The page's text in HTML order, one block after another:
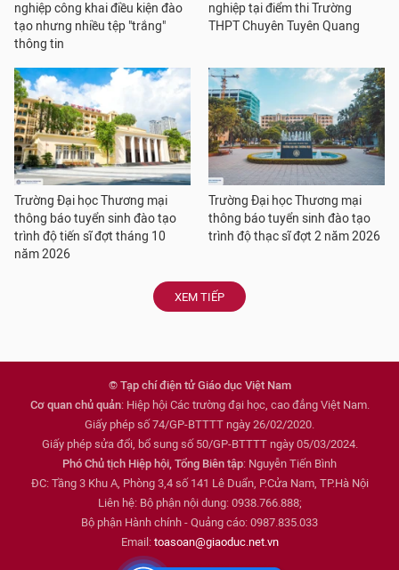
nghiệp công khai điều kiện đào
tạo nhưng nhiều tệp "trắng"
thông tin
nghiệp tại điểm thi Trường
THPT Chuyên Tuyên Quang
Trường Đại học Thương mại
thông báo tuyển sinh đào tạo
trình độ tiến sĩ đợt tháng 10
năm 2026
Trường Đại học Thương mại
thông báo tuyển sinh đào tạo
trình độ thạc sĩ đợt 2 năm 2026
XEM TIẾP
© Tạp chí điện tử Giáo dục Việt Nam
Cơ quan chủ quản: Hiệp hội Các trường đại học, cao đẳng Việt Nam.
Giấy phép số 74/GP-BTTTT ngày 26/02/2020.
Giấy phép sửa đổi, bổ sung số 50/GP-BTTTT ngày 05/03/2024.
Phó Chủ tịch Hiệp hội, Tổng Biên tập: Nguyễn Tiến Bình
ĐC: Tầng 3 Khu A, Phòng 3,4 số 141 Lê Duẩn, P.Cửa Nam, TP.Hà Nội
Liên hệ: Bộ phận nội dung: 0938.766.888;
Bộ phận Hành chính - Quảng cáo: 0987.835.033
Email: toasoan@giaoduc.net.vn